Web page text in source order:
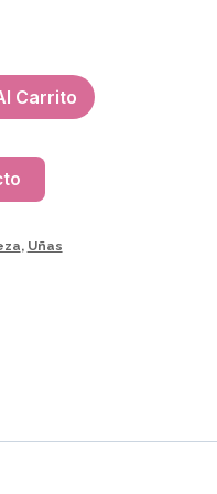
Carrito
, Uñas